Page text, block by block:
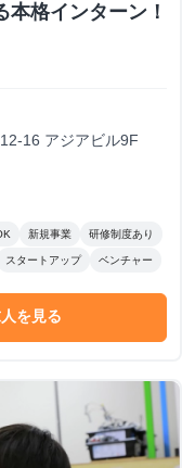
本格インターン！
16 アジアビル9F
新規事業 研修制度あり
スタートアップ ベンチャー
を見る